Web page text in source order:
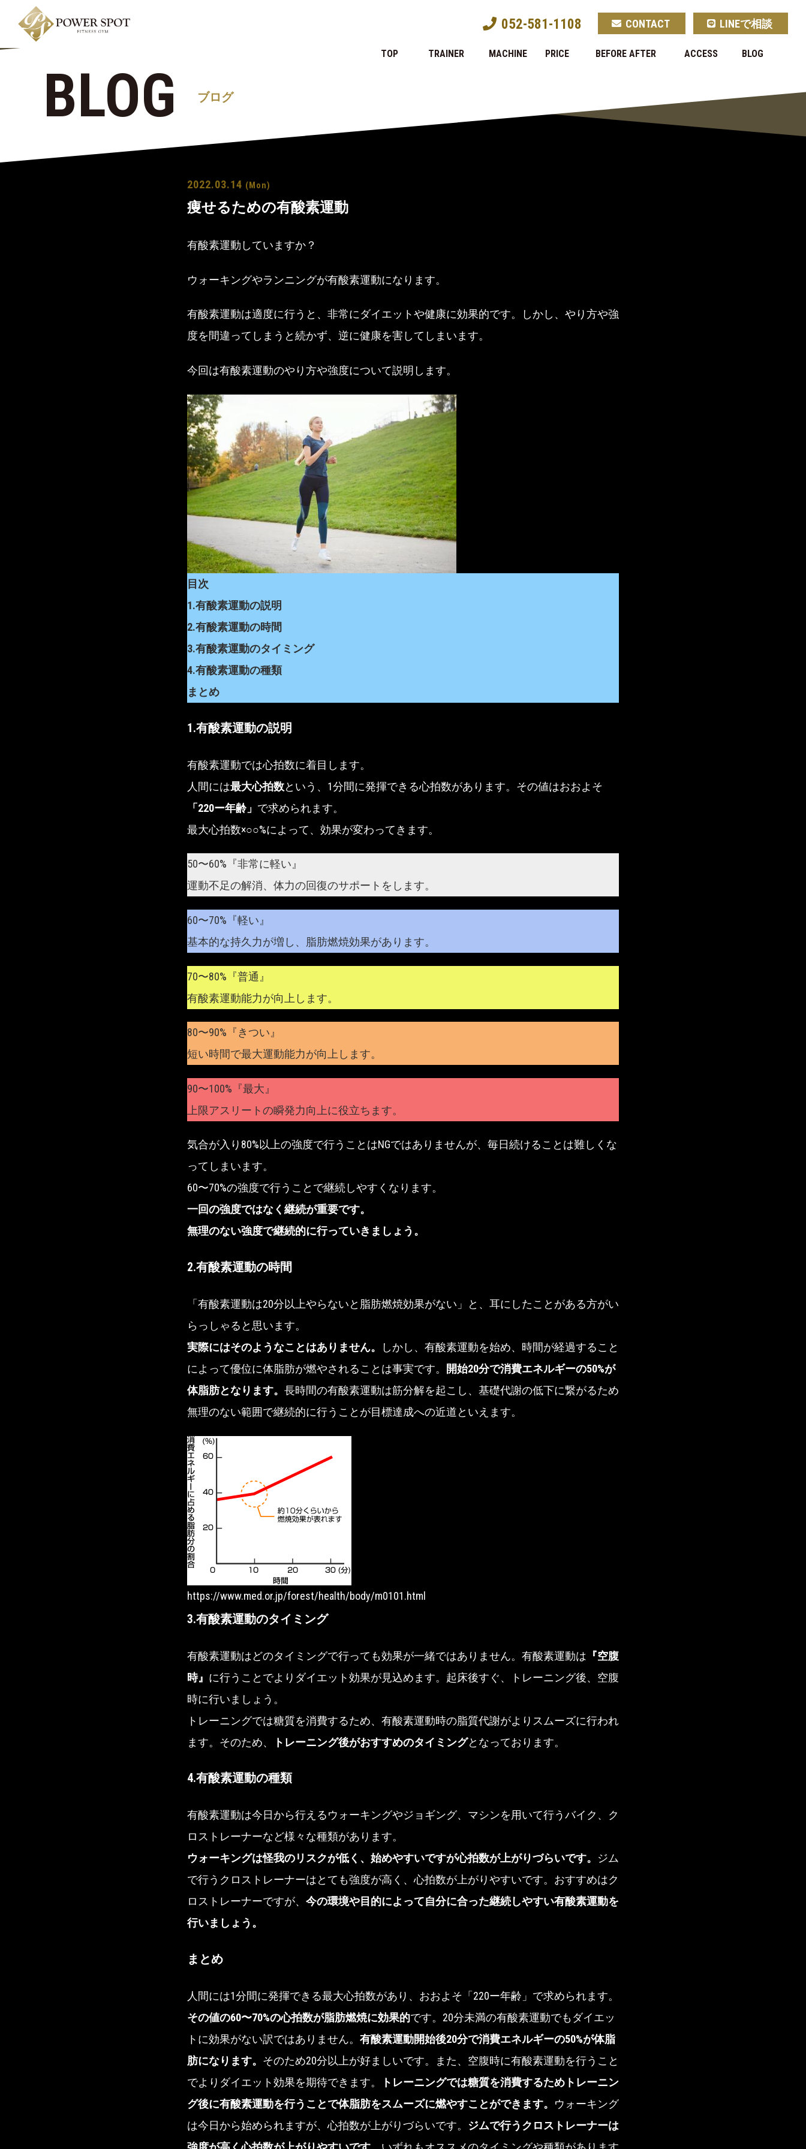
052-581-1108 CONTACT LINEで相談
TOP TRAINER MACHINE PRICE BEFORE AFTER ACCESS BLOG
BLOG ブログ
2022.03.14 (Mon)
痩せるための有酸素運動
有酸素運動していますか？
ウォーキングやランニングが有酸素運動になります。
有酸素運動は適度に行うと、非常にダイエットや健康に効果的です。しかし、やり方や強
度を間違ってしまうと続かず、逆に健康を害してしまいます。
今回は有酸素運動のやり方や強度について説明します。
目次
1.有酸素運動の説明
2.有酸素運動の時間
3.有酸素運動のタイミング
4.有酸素運動の種類
まとめ
1.有酸素運動の説明
有酸素運動では心拍数に着目します。
人間には最大心拍数という、1分間に発揮できる心拍数があります。その値はおおよそ
「220ー年齢」 で求められます。
最大心拍数×○○%によって、効果が変わってきます。
50〜60%『非常に軽い』
運動不足の解消、体力の回復のサポートをします。
60〜70%『軽い』
基本的な持久力が増し、脂肪燃焼効果があります。
70〜80%『普通』
有酸素運動能力が向上します。
80〜90%『きつい』
短い時間で最大運動能力が向上します。
90〜100%『最大』
上限アスリートの瞬発力向上に役立ちます。
気合が入り80%以上の強度で行うことはNGではありませんが、毎日続けることは難しくな
ってしまいます。
60〜70%の強度で行うことで継続しやすくなります。
一回の強度ではなく継続が重要です。
無理のない強度で継続的に行っていきましょう。
2.有酸素運動の時間
「有酸素運動は20分以上やらないと脂肪燃焼効果がない」と、耳にしたことがある方がい
らっしゃると思います。
実際にはそのようなことはありません。
しかし、有酸素運動を始め、時間が経過すること
によって優位に体脂肪が燃やされることは事実です。
開始20分で消費エネルギーの50%が
体脂肪となります。 長時間の有酸素運動は筋分解を起こし、基礎代謝の低下に繋がるため
無理のない範囲で継続的に行うことが目標達成への近道といえます。
https://www.med.or.jp/forest/health/body/m0101.html
3.有酸素運動のタイミング
有酸素運動はどのタイミングで行っても効果が一緒ではありません。有酸素運動は 『空腹
時』 に行うことでよりダイエット効果が見込めます。起床後すぐ、トレーニング後、空腹
時に行いましょう。
トレーニングでは糖質を消費するため、有酸素運動時の脂質代謝がよりスムーズに行われ
ます。そのため、
トレーニング後がおすすめのタイミングとなっております。
4.有酸素運動の種類
有酸素運動は今日から行えるウォーキングやジョギング、マシンを用いて行うバイク、ク
ロストレーナーなど様々な種類があります。
ウォーキングは怪我のリスクが低く、始めやすいですが心拍数が上がりづらいです。 ジム
で行うクロストレーナーはとても強度が高く、心拍数が上がりやすいです。おすすめはク
ロストレーナーですが、 今の環境や目的によって自分に合った継続しやすい有酸素運動を
行いましょう。
まとめ
人間には1分間に発揮できる最大心拍数があり、おおよそ「220ー年齢」で求められます。
その値の60〜70%の心拍数が脂肪燃焼に効果的です。20分未満の有酸素運動でもダイエッ
トに効果がない訳ではありません。 有酸素運動開始後20分で消費エネルギーの50%が体脂
肪になります。 そのため20分以上が好ましいです。また、空腹時に有酸素運動を行うこと
でよりダイエット効果を期待できます。
トレーニングでは糖質を消費するためトレーニン
グ後に有酸素運動を行うことで体脂肪をスムーズに燃やすことができます。 ウォーキング
は今日から始められますが、心拍数が上がりづらいです。 ジムで行うクロストレーナーは